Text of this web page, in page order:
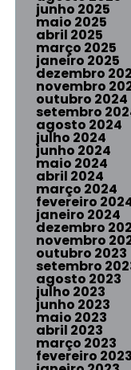
junho 2025
maio 2025
abril 2025
março 2025
janeiro 2025
dezembro
novembro
outubro 2024
setembro
agosto 2024
julho 2024
junho 2024
maio 2024
abril 2024
março 2024
fevereiro
janeiro 2024
dezembro
novembro
outubro 2023
setembro
agosto 2023
julho 2023
junho 2023
maio 2023
abril 2023
março 2023
fevereiro 2023